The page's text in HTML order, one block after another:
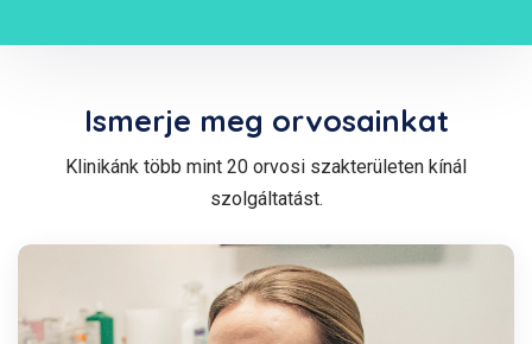
Ismerje meg orvosainkat
Klinikánk több mint 20 orvosi szakterületen kínál
szolgáltatást.